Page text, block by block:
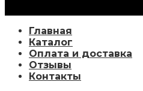
Главная
Каталог
Оплата и доставка
Отзывы
Контакты